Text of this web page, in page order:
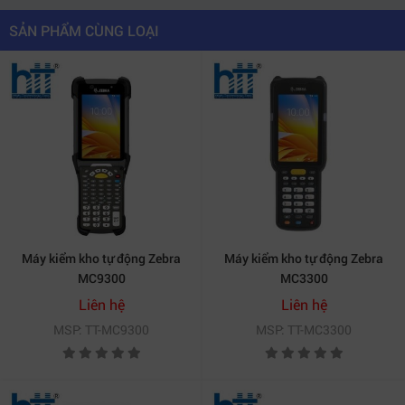
THÔNG SỐ KỸ THUẬT
Thiết bị kiểm kho
NUMERIC
Ngoài hệ điều hành Windows Mobile 6.5, H21 còn được
vạch cung cấp tính linh hoạt để máy có thể đọc được
SẢN PHẨM CÙNG LOẠI
Máy kiểm kho tự động Zebra
MC9300
Liên hệ
MSP: TT-MC9300
Máy kiểm kho tự động Zebra
MC3300
Liên hệ
MSP: TT-MC3300